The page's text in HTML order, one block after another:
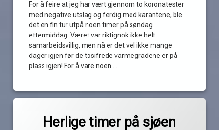
For å feire at jeg har vært gjennom to koronatester
med negative utslag og ferdig med karantene, ble
det en fin tur utpå noen timer på søndag
ettermiddag. Været var riktignok ikke helt
samarbeidsvillig, men nå er det vel ikke mange
dager igjen før de tosifrede varmegradene er på
plass igjen! For å vare noen …
Herlige timer på sjøen